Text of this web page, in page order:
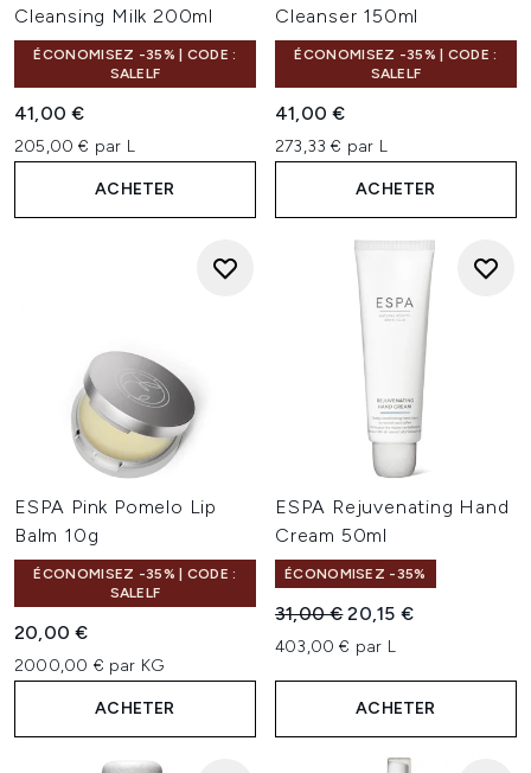
Cleansing Milk 200ml
ÉCONOMISEZ -35% | CODE :
SALELF
41,00 €
205,00 € par L
ACHETER
Cleanser 150ml
ÉCONOMISEZ -35% | CODE :
SALELF
41,00 €
273,33 € par L
ACHETER
ESPA Pink Pomelo Lip
Balm 10g
ÉCONOMISEZ -35% | CODE :
SALELF
20,00 €
2000,00 € par KG
ACHETER
ESPA Rejuvenating Hand
Cream 50ml
ÉCONOMISEZ -35%
Prix de vente :
31,00 €Prix ​​actuel :
20,15 €
403,00 € par L
ACHETER